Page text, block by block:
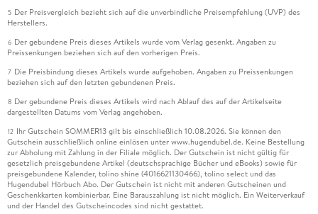
5 Der Preisvergleich bezieht sich auf die unverbindliche Preisempfehlung (UVP) des
Herstellers.
6 Der gebundene Preis dieses Artikels wurde vom Verlag gesenkt. Angaben zu
Preissenkungen beziehen sich auf den vorherigen Preis.
7 Die Preisbindung dieses Artikels wurde aufgehoben. Angaben zu Preissenkungen
beziehen sich auf den letzten gebundenen Preis.
8 Der gebundene Preis dieses Artikels wird nach Ablauf des auf der Artikelseite
dargestellten Datums vom Verlag angehoben.
12 Ihr Gutschein SOMMER13 gilt bis einschließlich 10.08.2026. Sie können den
Gutschein ausschließlich online einlösen unter www.hugendubel.de. Keine Bestellung
zur Abholung mit Zahlung in der Filiale möglich. Der Gutschein ist nicht gültig für
gesetzlich preisgebundene Artikel (deutschsprachige Bücher und eBooks) sowie für
preisgebundene Kalender, tolino shine (4016621130466), tolino select und das
Hugendubel Hörbuch Abo. Der Gutschein ist nicht mit anderen Gutscheinen und
Geschenkkarten kombinierbar. Eine Barauszahlung ist nicht möglich. Ein Weiterverkauf
und der Handel des Gutscheincodes sind nicht gestattet.